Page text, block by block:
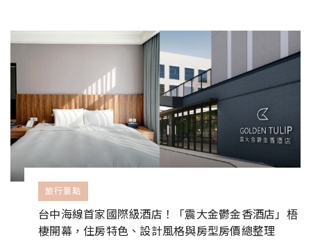
旅行景點
台中海線首家國際級酒店！「震大金鬱金香酒店」梧
棲開幕，住房特色、設計風格與房型房價總整理